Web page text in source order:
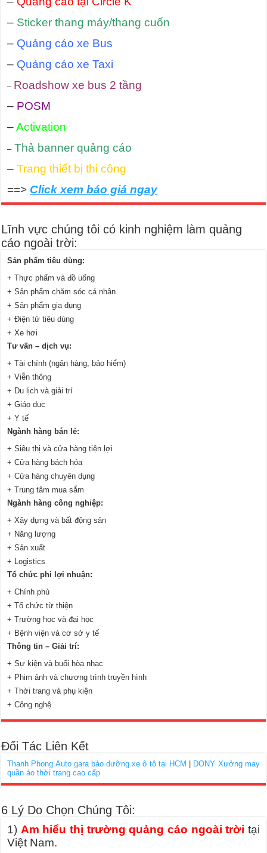
– Sticker thang máy/thang cuốn
– Quảng cáo xe Bus
– Quảng cáo xe Taxi
– Roadshow xe bus 2 tầng
– POSM
–Activation
– Thả banner quảng cáo
–Trang thiết bị thi công
==> Click xem báo giá ngay
Lĩnh vực chúng tôi có kinh nghiệm làm quảng
cáo ngoài trời:
Sản phẩm tiêu dùng:
+ Thực phẩm và đồ uống
+ Sản phẩm chăm sóc cá nhân
+ Sản phẩm gia dụng
+ Điện tử tiêu dùng
+ Xe hơi
Tư vấn – dịch vụ:
+ Tài chính (ngân hàng, bảo hiểm)
+ Viễn thông
+ Du lịch và giải trí
+ Giáo dục
+ Y tế
Ngành hàng bán lẻ:
+ Siêu thị và cửa hàng tiện lợi
+ Cửa hàng bách hóa
+ Cửa hàng chuyên dụng
+ Trung tâm mua sắm
Ngành hàng công nghiệp:
+ Xây dựng và bất động sản
+ Năng lượng
+ Sản xuất
+ Logistics
Tổ chức phi lợi nhuận:
+ Chính phủ
+ Tổ chức từ thiện
+ Trường học và đại học
+ Bệnh viện và cơ sở y tế
Thông tin – Giải trí:
+ Sự kiện và buổi hòa nhạc
+ Phim ảnh và chương trình truyền hình
+ Thời trang và phụ kiện
+ Công nghệ
Đối Tác Liên Kết
Thanh Phong Auto gara bảo dưỡng xe ô tô tại HCM
DONY Xưởng may
quần áo thời trang cao cấp
6 Lý Do Chọn Chúng Tôi:
1) Am hiểu thị trường quảng cáo ngoài trời tại
Việt Nam.